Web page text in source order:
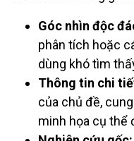
Góc nhìn độc
phân tích hoặc
dùng khó tìm
Thông tin chi
của chủ đề,
minh họa cụ thể